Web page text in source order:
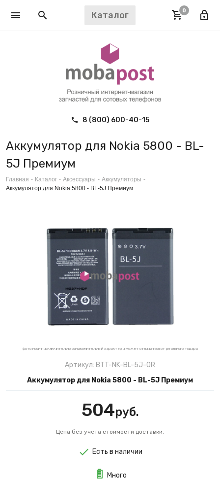
Каталог 0
8 (800) 600-40-15
Аккумулятор для Nokia 5800 - BL-
5J Премиум
Главная - Каталог - Аксессуары - Аккумуляторы -
Аккумулятор для Nokia 5800 - BL-5J Премиум
фото носит исключительно ознакомительный характер и может отличаться от реального товара
Артикул: BTT-NK-BL-5J-OR
Аккумулятор для Nokia 5800 - BL-5J Премиум
504руб.
Цена без учета стоимости доставки.
Есть в наличии
Много